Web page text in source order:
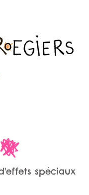
spéciaux